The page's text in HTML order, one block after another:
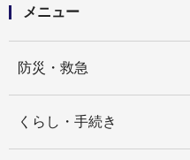
メニュー
防災・救急
くらし・手続き